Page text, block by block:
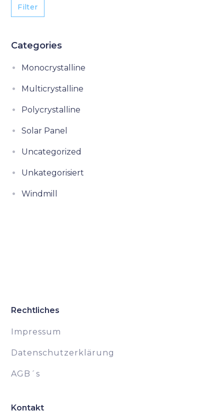
Filter
Categories
Monocrystalline
Multicrystalline
Polycrystalline
Solar Panel
Uncategorized
Unkategorisiert
Windmill
Rechtliches
Impressum
Datenschutzerklärung
AGB´s
Kontakt